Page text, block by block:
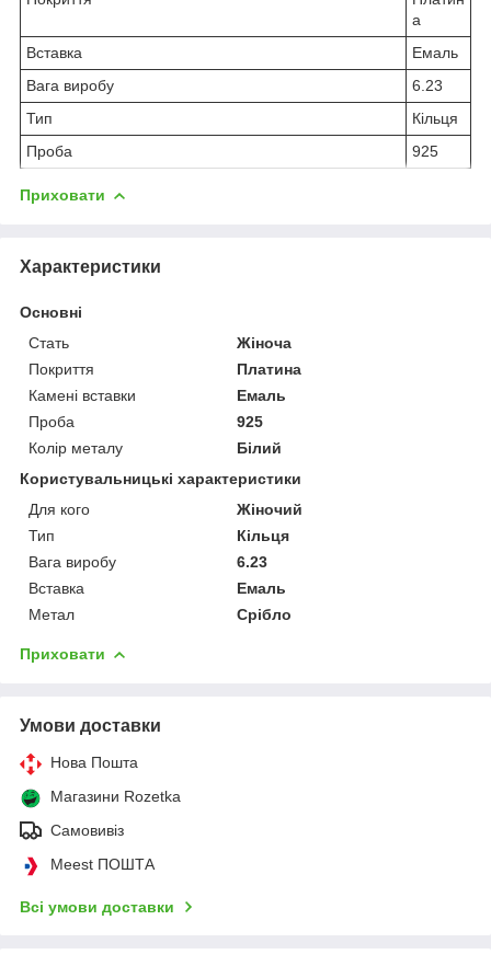
а
Вставка
Емаль
Вага виробу
6.23
Тип
Кільця
Проба
925
Приховати
Характеристики
Основні
Стать
Жіноча
Покриття
Платина
Камені вставки
Емаль
Проба
925
Колір металу
Білий
Користувальницькі характеристики
Для кого
Жіночий
Тип
Кільця
Вага виробу
6.23
Вставка
Емаль
Метал
Срібло
Приховати
Умови доставки
Нова Пошта
Магазини Rozetka
Самовивіз
Meest ПОШТА
Всі умови доставки